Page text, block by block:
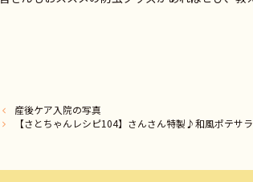
産後ケア入院の写真
【さとちゃんレシピ104】さんさん特製♪和風ポテサラ